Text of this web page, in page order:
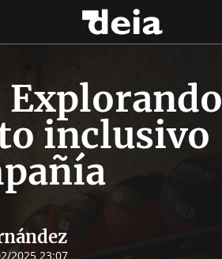
Explorando
inclusivo
2025 23:07